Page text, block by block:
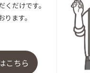
だけです。
ます。
こちら